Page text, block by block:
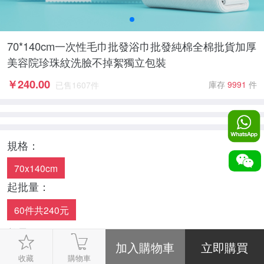
70*140cm一次性毛巾批發浴巾批發純棉全棉批貨加厚
美容院珍珠紋洗臉不掉絮獨立包裝
￥240.00 已售 1607件 庫存 9991 件
規格：
70x140cm
起批量：
60件共240元
數量：
-
+
收藏 購物車